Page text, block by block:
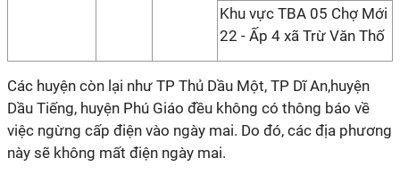
Khu vực TBA 05 Chợ Mới
22 - Ấp 4 xã Trừ Văn Thố
Các huyện còn lại như TP Thủ Dầu Một, TP Dĩ An,huyện
Dầu Tiếng, huyện Phú Giáo đều không có thông báo về
việc ngừng cấp điện vào ngày mai. Do đó, các địa phương
này sẽ không mất điện ngày mai.